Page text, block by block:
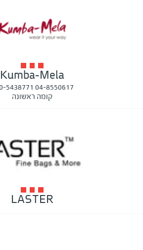
Kumba-Mela
04-8550617 050-5438771
קומה ראשונה
LASTER